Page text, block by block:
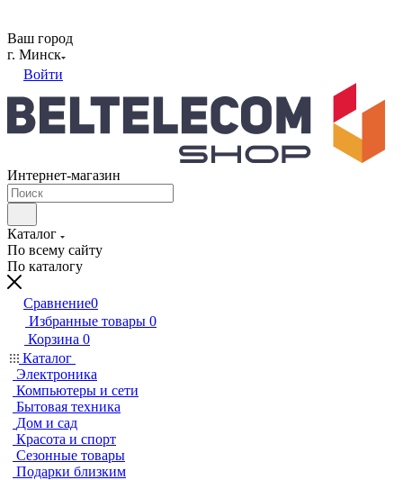
Ваш город
г. Минск
Войти
Интернет-магазин
Каталог
По всему сайту
По каталогу
Сравнение0
Избранные товары 0
Корзина 0
Каталог
Электроника
Компьютеры и сети
Бытовая техника
Дом и сад
Красота и спорт
Сезонные товары
Подарки близким